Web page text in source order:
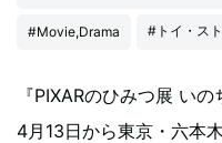
#Movie,Drama #トイ・ス
『PIXARのひみつ展 い
4月13日から東京・六本